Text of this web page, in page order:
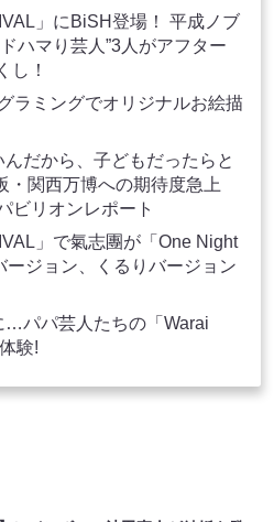
」にBiSH登場！ 平成ノブ
ハマり芸人”3人がアフター
し！
ラミングでオリジナルお絵描
んだから、子どもだったらと
・関西万博への期待度急上
ビリオンレポート
」で氣志團が「One Night
ジョン、くるりバージョン
…パパ芸人たちの「Warai
験!